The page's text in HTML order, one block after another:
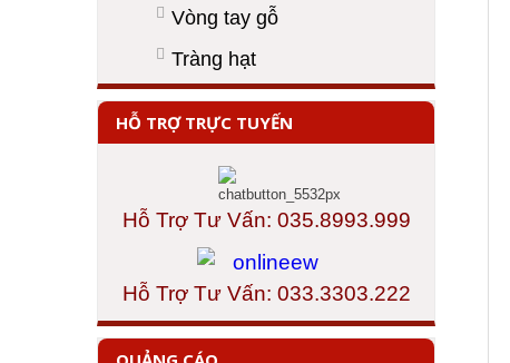
Vòng tay gỗ
Tràng hạt
HỖ TRỢ TRỰC TUYẾN
Hỗ Trợ Tư Vấn: 035.8993.999
Hỗ Trợ Tư Vấn: 033.3303.222